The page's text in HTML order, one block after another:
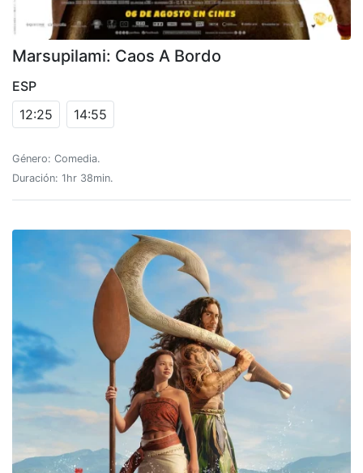
Marsupilami: Caos A Bordo
ESP
12:25
14:55
Género: Comedia.
Duración: 1hr 38min.